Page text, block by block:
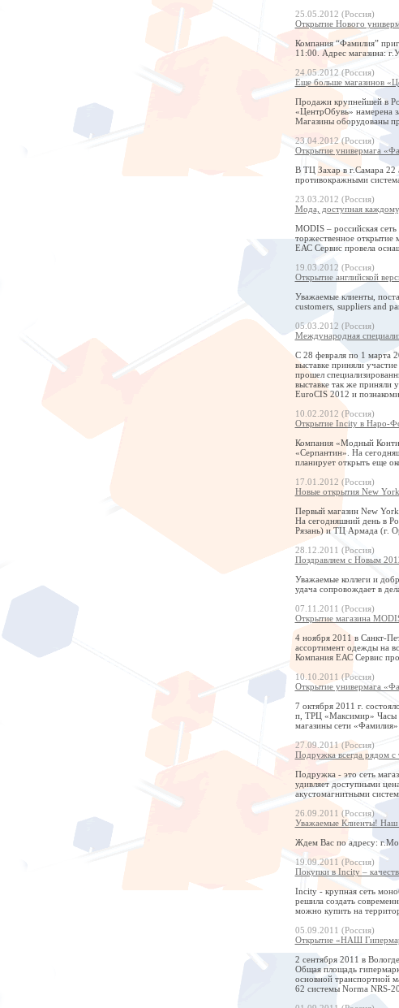
25.05.2012 (Россия)
Открытие Нового
Компания “Фамилия”
11:00. Адрес магазина:
24.05.2012 (Россия)
Еще больше магазинов
Продажи крупнейшей в
«ЦентрОбувь» намерена
Магазины оборудованы
23.04.2012 (Россия)
Открытие универмага
В ТЦ Захар в г.Самара 22
противокражными
23.03.2012 (Россия)
Мода, доступная
MODIS – российская
торжественное открытие
ЕАС Сервис провела
19.03.2012 (Россия)
Открытие английской
Уважаемые клиенты,
customers, suppliers and
05.03.2012 (Россия)
Международная
С 28 февраля по 1 марта
выставке приняли
прошел
выставке так же приняли
EuroCIS 2012 и
10.02.2012 (Россия)
Открытие Incity в Наро-
Компания «Модный
«Серпантин». На
планирует открыть еще
17.01.2012 (Россия)
Новые открытия New
Первый магазин New
На сегодняшний день в
Рязань) и ТЦ Армада (г.
28.12.2011 (Россия)
Поздравляем с Новым
Уважаемые коллеги и
удача сопровождает в
07.11.2011 (Россия)
Открытие магазина
4 ноября 2011 в Санкт-
ассортимент одежды на
Компания ЕАС Сервис
10.10.2011 (Россия)
Открытие универмага
7 октября 2011 г.
п, ТРЦ «Максимир» Часы
магазины сети
27.09.2011 (Россия)
Подружка всегда рядом с
Подружка - это сеть
удивляет доступными
акустомагнитными
26.09.2011 (Россия)
Уважаемые Клиенты! Наш
Ждем Вас по адресу:
19.09.2011 (Россия)
Покупки в Incity –
Incity - крупная сеть
решила создать
можно купить на
05.09.2011 (Россия)
Открытие «НАШ
2 сентября 2011 в
Общая площадь
основной транспортной
62 системы Norma NRS-